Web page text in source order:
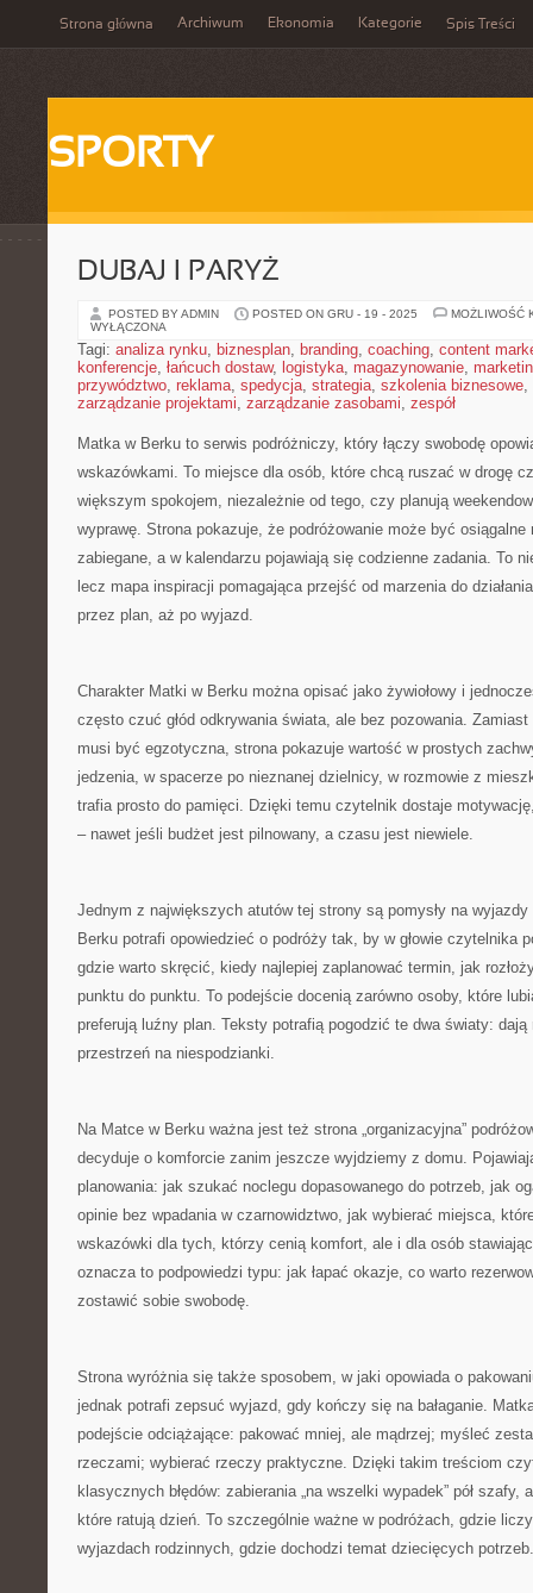
Strona główna Archiwum Ekonomia Kategorie Spis Treści
SPORTY
DUBAJ I PARYŻ
POSTED BY ADMIN POSTED ON GRU - 19 - 2025
MOŻLIWOŚĆ
WYŁĄCZONA
Tagi: analiza rynku, biznesplan, branding, coaching, content
konferencje, łańcuch dostaw, logistyka, magazynowanie,
przywództwo, reklama, spedycja, strategia, szkolenia biznesowe,
zarządzanie projektami, zarządzanie zasobami, zespół
Matka w Berku to serwis podróżniczy, który łączy swobodę
wskazówkami. To miejsce dla osób, które chcą ruszać w drogę
większym spokojem, niezależnie od tego, czy planują
wyprawę. Strona pokazuje, że podróżowanie może być
zabiegane, a w kalendarzu pojawiają się codzienne zadania. To
lecz mapa inspiracji pomagająca przejść od marzenia do
przez plan, aż po wyjazd.
Charakter Matki w Berku można opisać jako żywiołowy i
często czuć głód odkrywania świata, ale bez pozowania.
musi być egzotyczna, strona pokazuje wartość w prostych
jedzenia, w spacerze po nieznanej dzielnicy, w rozmowie z
trafia prosto do pamięci. Dzięki temu czytelnik dostaje
– nawet jeśli budżet jest pilnowany, a czasu jest niewiele.
Jednym z największych atutów tej strony są pomysły na
Berku potrafi opowiedzieć o podróży tak, by w głowie czytelnika
gdzie warto skręcić, kiedy najlepiej zaplanować termin, jak
punktu do punktu. To podejście docenią zarówno osoby, które
preferują luźny plan. Teksty potrafią pogodzić te dwa światy: dają
przestrzeń na niespodzianki.
Na Matce w Berku ważna jest też strona „organizacyjna”
decyduje o komforcie zanim jeszcze wyjdziemy z domu.
planowania: jak szukać noclegu dopasowanego do potrzeb, jak
opinie bez wpadania w czarnowidztwo, jak wybierać miejsca,
wskazówki dla tych, którzy cenią komfort, ale i dla osób
oznacza to podpowiedzi typu: jak łapać okazje, co warto
zostawić sobie swobodę.
Strona wyróżnia się także sposobem, w jaki opowiada o
jednak potrafi zepsuć wyjazd, gdy kończy się na bałaganie.
podejście odciążające: pakować mniej, ale mądrzej; myśleć
rzeczami; wybierać rzeczy praktyczne. Dzięki takim treściom
klasycznych błędów: zabierania „na wszelki wypadek” pół szafy,
które ratują dzień. To szczególnie ważne w podróżach, gdzie
wyjazdach rodzinnych, gdzie dochodzi temat dziecięcych potrzeb.